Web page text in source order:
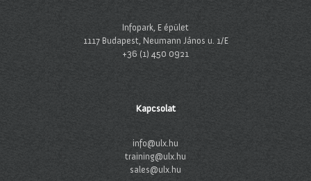
Infopark, E épület
1117 Budapest, Neumann János u. 1/E
+36 (1) 450 0921
Kapcsolat
info@ulx.hu
training@ulx.hu
sales@ulx.hu